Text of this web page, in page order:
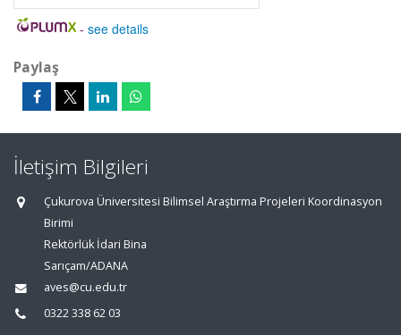
- see details
Paylaş
İletişim Bilgileri
Çukurova Üniversitesi Bilimsel Araştırma Projeleri Koordinasyon
Birimi
Rektörlük İdari Bina
Sarıçam/ADANA
aves@cu.edu.tr
0322 338 62 03